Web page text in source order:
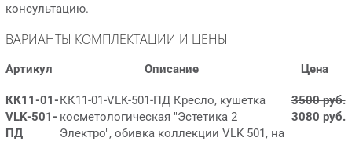
консультацию.
ВАРИАНТЫ КОМПЛЕКТАЦИИ И ЦЕНЫ
Артикул Описание Цена
КК11-01-
VLK-501-
ПД
КК11-01-VLK-501-ПД Кресло, кушетка
косметологическая "Эстетика 2
Электро", обивка коллекции VLK 501, на
3500 руб.
3080 руб.